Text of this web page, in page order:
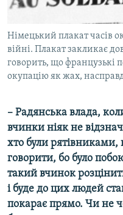
Німецький плакат часів
війні. Плакат закликає
говорить, що французькі
окупацію як жах,
– Радянська влада,
вчинки ніяк не
хто були
говорити, бо було
такий вчинок
і буде до цих людей
покарає прямо. Чи не